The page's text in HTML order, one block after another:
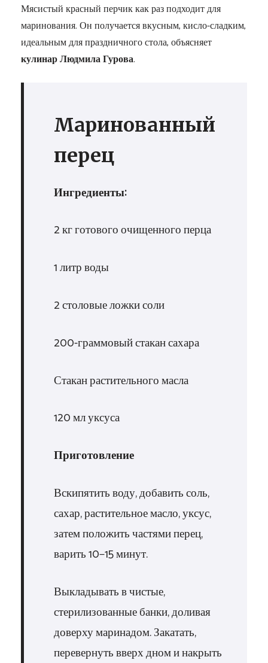
Мясистый красный перчик как раз подходит для
маринования. Он получается вкусным, кисло-сладким,
идеальным для праздничного стола, объясняет
кулинар Людмила Гурова.
Маринованный
перец
Ингредиенты:
2 кг готового очищенного перца
1 литр воды
2 столовые ложки соли
200-граммовый стакан сахара
Стакан растительного масла
120 мл уксуса
Приготовление
Вскипятить воду, добавить соль,
сахар, растительное масло, уксус,
затем положить частями перец,
варить 10−15 минут.
Выкладывать в чистые,
стерилизованные банки, доливая
доверху маринадом. Закатать,
перевернуть вверх дном и накрыть